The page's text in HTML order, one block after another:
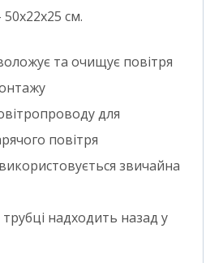
см.
та очищує повітря
для
повітря
звичайна
надходить назад у